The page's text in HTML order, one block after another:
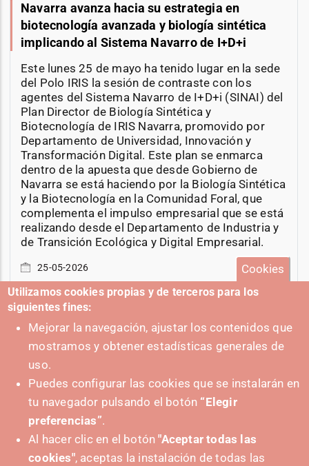
Navarra avanza hacia su estrategia en
biotecnología avanzada y biología sintética
implicando al Sistema Navarro de I+D+i
Este lunes 25 de mayo ha tenido lugar en la sede
del Polo IRIS la sesión de contraste con los
agentes del Sistema Navarro de I+D+i (SINAI) del
Plan Director de Biología Sintética y
Biotecnología de IRIS Navarra, promovido por
Departamento de Universidad, Innovación y
Transformación Digital. Este plan se enmarca
dentro de la apuesta que desde Gobierno de
Navarra se está haciendo por la Biología Sintética
y la Biotecnología en la Comunidad Foral, que
complementa el impulso empresarial que se está
realizando desde el Departamento de Industria y
de Transición Ecológica y Digital Empresarial.
25-05-2026 Cookies
Utilizamos cookies propias y de terceros para los
siguientes fines:
Mejorar la navegación, ajustar los contenidos que
mostramos y obtener estadísticas generales de
uso.
Puedes configurar las cookies que se instalarán en
tu navegador pulsando el botón “Elegir
preferencias”.
Al hacer clic en el botón"Aceptar todas las
cookies", aceptas la instalación de todas las